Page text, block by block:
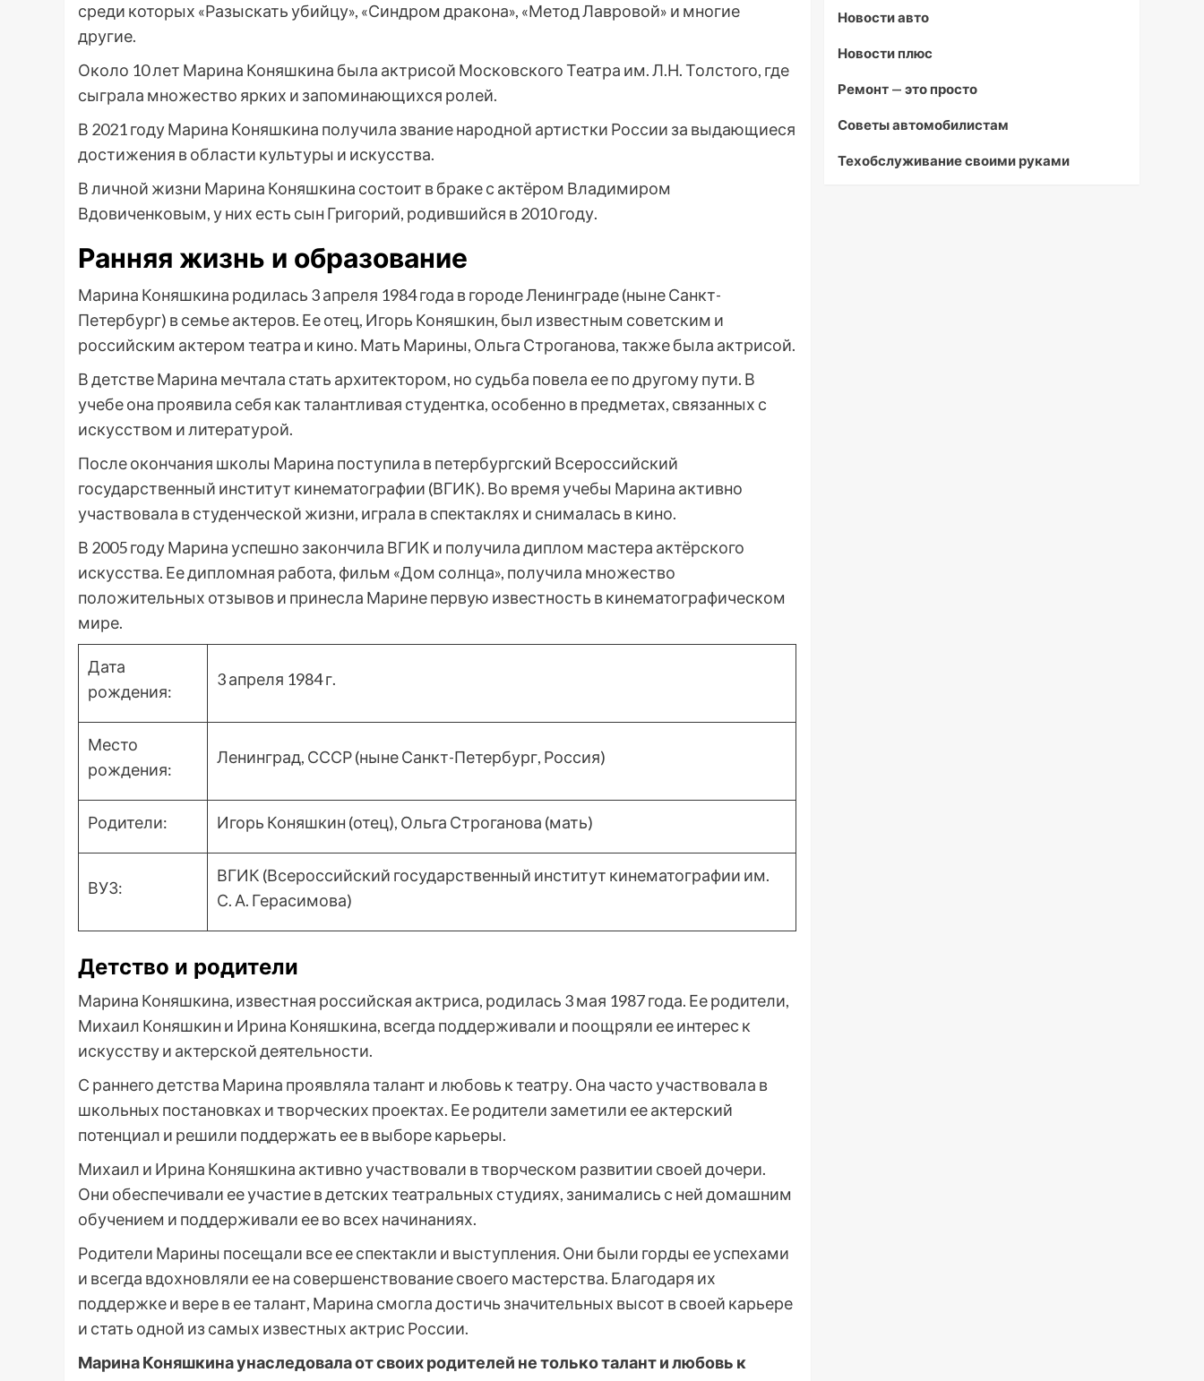
среди которых «Разыскать убийцу», «Синдром дракона», «Метод Лавровой» и многие
другие.
Около 10 лет Марина Коняшкина была актрисой Московского Театра им. Л.Н. Толстого, где
сыграла множество ярких и запоминающихся ролей.
В 2021 году Марина Коняшкина получила звание народной артистки России за выдающиеся
достижения в области культуры и искусства.
В личной жизни Марина Коняшкина состоит в браке с актёром Владимиром
Вдовиченковым, у них есть сын Григорий, родившийся в 2010 году.
Ранняя жизнь и образование
Марина Коняшкина родилась 3 апреля 1984 года в городе Ленинграде (ныне Санкт-
Петербург) в семье актеров. Ее отец, Игорь Коняшкин, был известным советским и
российским актером театра и кино. Мать Марины, Ольга Строганова, также была актрисой.
В детстве Марина мечтала стать архитектором, но судьба повела ее по другому пути. В
учебе она проявила себя как талантливая студентка, особенно в предметах, связанных с
искусством и литературой.
После окончания школы Марина поступила в петербургский Всероссийский
государственный институт кинематографии (ВГИК). Во время учебы Марина активно
участвовала в студенческой жизни, играла в спектаклях и снималась в кино.
В 2005 году Марина успешно закончила ВГИК и получила диплом мастера актёрского
искусства. Ее дипломная работа, фильм «Дом солнца», получила множество
положительных отзывов и принесла Марине первую известность в кинематографическом
мире.
Дата
рождения:
3 апреля 1984 г.
Место
рождения:
Ленинград, СССР (ныне Санкт-Петербург, Россия)
Родители: Игорь Коняшкин (отец), Ольга Строганова (мать)
ВУЗ:
ВГИК (Всероссийский государственный институт кинематографии им.
С. А. Герасимова)
Детство и родители
Марина Коняшкина, известная российская актриса, родилась 3 мая 1987 года. Ее родители,
Михаил Коняшкин и Ирина Коняшкина, всегда поддерживали и поощряли ее интерес к
искусству и актерской деятельности.
С раннего детства Марина проявляла талант и любовь к театру. Она часто участвовала в
школьных постановках и творческих проектах. Ее родители заметили ее актерский
потенциал и решили поддержать ее в выборе карьеры.
Михаил и Ирина Коняшкина активно участвовали в творческом развитии своей дочери.
Они обеспечивали ее участие в детских театральных студиях, занимались с ней домашним
обучением и поддерживали ее во всех начинаниях.
Родители Марины посещали все ее спектакли и выступления. Они были горды ее успехами
и всегда вдохновляли ее на совершенствование своего мастерства. Благодаря их
поддержке и вере в ее талант, Марина смогла достичь значительных высот в своей карьере
и стать одной из самых известных актрис России.
Марина Коняшкина унаследовала от своих родителей не только талант и любовь к
Новости авто
Новости плюс
Ремонт — это просто
Советы автомобилистам
Техобслуживание своими руками